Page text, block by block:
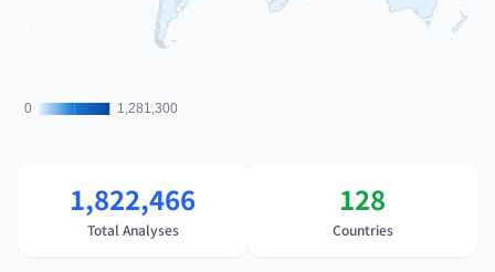
0
0 1,281,300
1,281,300
1,822,466
Total Analyses
128
Countries